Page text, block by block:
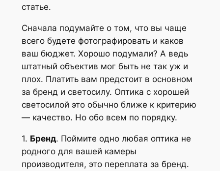
статье.
Сначала подумайте о том, что вы чаще
всего будете фотографировать и каков
ваш бюджет. Хорошо подумали? А ведь
штатный объектив мог быть не так уж и
плох. Платить вам предстоит в основном
за бренд и светосилу. Оптика с хорошей
светосилой это обычно ближе к критерию
— качество. Но обо всем по порядку.
1. Бренд. Поймите одно любая оптика не
родного для вашей камеры
производителя, это переплата за бренд.